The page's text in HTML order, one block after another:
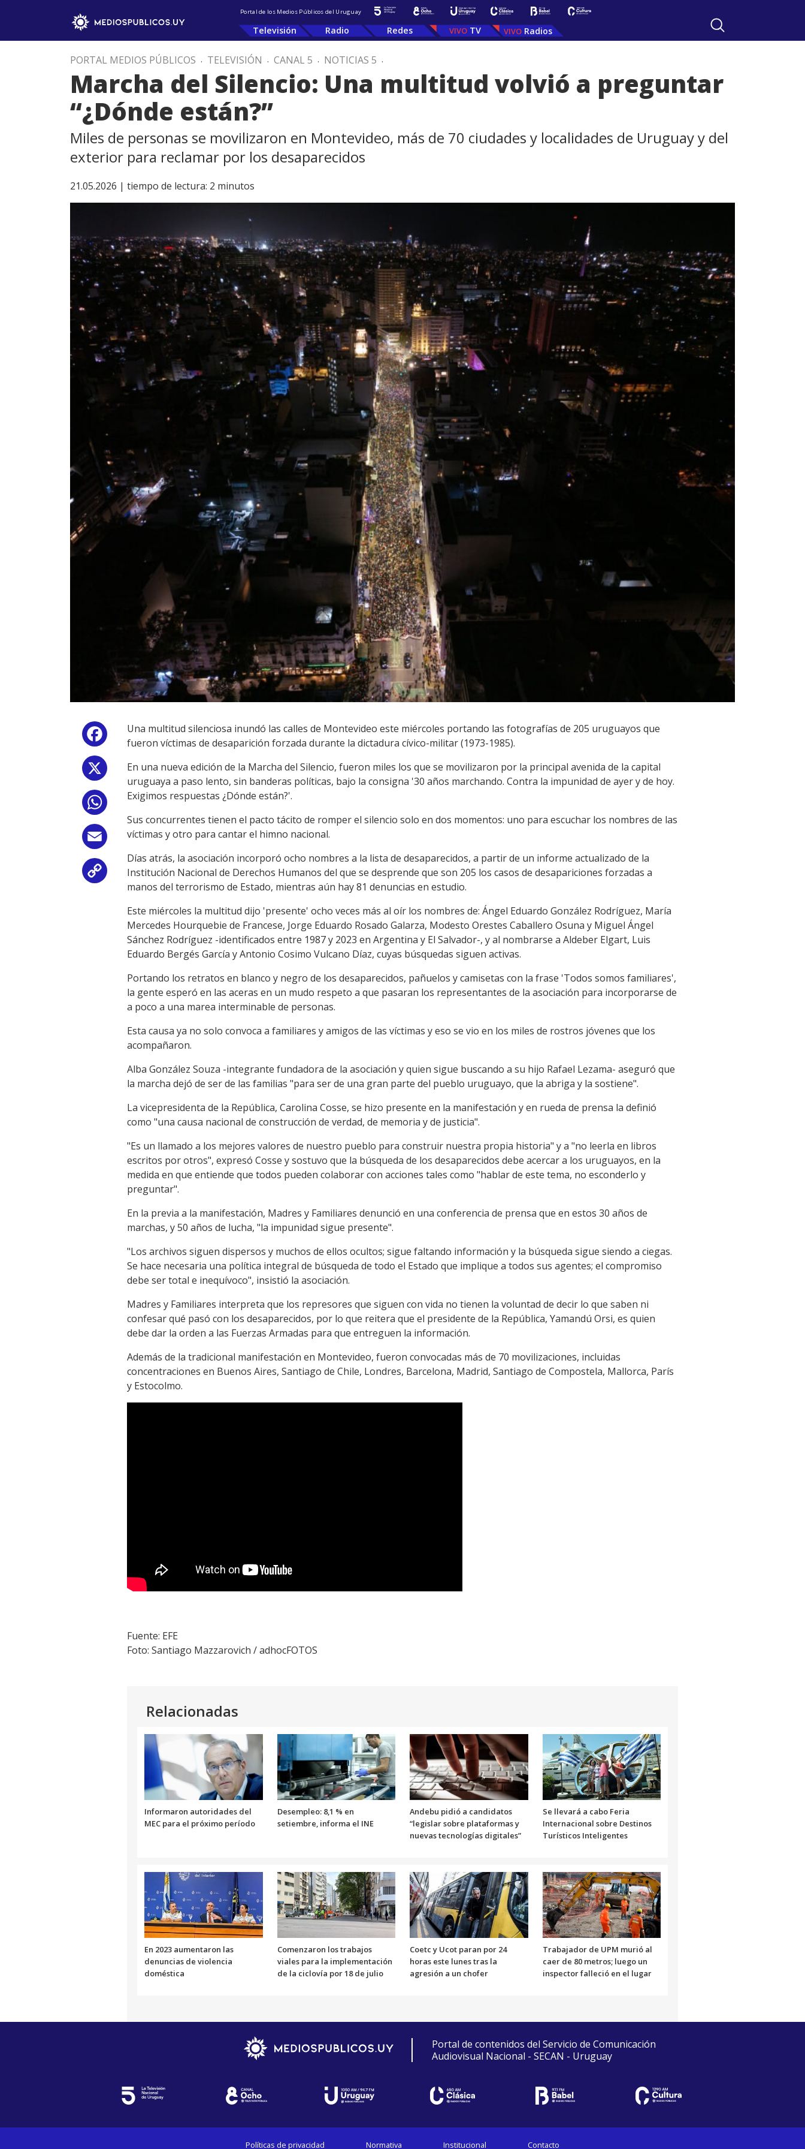
Portal de los Medios Públicos del Uruguay
Televisión Radio Redes TV Radios
PORTAL MEDIOS PÚBLICOS . TELEVISIÓN . CANAL 5 . NOTICIAS 5 .
Marcha del Silencio: Una multitud volvió a preguntar
“¿Dónde están?”
Miles de personas se movilizaron en Montevideo, más de 70 ciudades y localidades de Uruguay y del
exterior para reclamar por los desaparecidos
21.05.2026 | tiempo de lectura: 2 minutos
Facebook
WhatsApp
Email
Copy
Una multitud silenciosa inundó las calles de Montevideo este miércoles portando las fotografías de 205 uruguayos que
fueron víctimas de desaparición forzada durante la dictadura cívico-militar (1973-1985).
En una nueva edición de la Marcha del Silencio, fueron miles los que se movilizaron por la principal avenida de la capital
uruguaya a paso lento, sin banderas políticas, bajo la consigna '30 años marchando. Contra la impunidad de ayer y de hoy.
Exigimos respuestas ¿Dónde están?'.
Sus concurrentes tienen el pacto tácito de romper el silencio solo en dos momentos: uno para escuchar los nombres de las
víctimas y otro para cantar el himno nacional.
Días atrás, la asociación incorporó ocho nombres a la lista de desaparecidos, a partir de un informe actualizado de la
Institución Nacional de Derechos Humanos del que se desprende que son 205 los casos de desapariciones forzadas a
manos del terrorismo de Estado, mientras aún hay 81 denuncias en estudio.
Este miércoles la multitud dijo 'presente' ocho veces más al oír los nombres de: Ángel Eduardo González Rodríguez, María
Mercedes Hourquebie de Francese, Jorge Eduardo Rosado Galarza, Modesto Orestes Caballero Osuna y Miguel Ángel
Sánchez Rodríguez -identificados entre 1987 y 2023 en Argentina y El Salvador-, y al nombrarse a Aldeber Elgart, Luis
Eduardo Bergés García y Antonio Cosimo Vulcano Díaz, cuyas búsquedas siguen activas.
Portando los retratos en blanco y negro de los desaparecidos, pañuelos y camisetas con la frase 'Todos somos familiares',
la gente esperó en las aceras en un mudo respeto a que pasaran los representantes de la asociación para incorporarse de
a poco a una marea interminable de personas.
Esta causa ya no solo convoca a familiares y amigos de las víctimas y eso se vio en los miles de rostros jóvenes que los
acompañaron.
Alba González Souza -integrante fundadora de la asociación y quien sigue buscando a su hijo Rafael Lezama- aseguró que
la marcha dejó de ser de las familias "para ser de una gran parte del pueblo uruguayo, que la abriga y la sostiene".
La vicepresidenta de la República, Carolina Cosse, se hizo presente en la manifestación y en rueda de prensa la definió
como "una causa nacional de construcción de verdad, de memoria y de justicia".
"Es un llamado a los mejores valores de nuestro pueblo para construir nuestra propia historia" y a "no leerla en libros
escritos por otros", expresó Cosse y sostuvo que la búsqueda de los desaparecidos debe acercar a los uruguayos, en la
medida en que entiende que todos pueden colaborar con acciones tales como "hablar de este tema, no esconderlo y
preguntar".
En la previa a la manifestación, Madres y Familiares denunció en una conferencia de prensa que en estos 30 años de
marchas, y 50 años de lucha, "la impunidad sigue presente".
"Los archivos siguen dispersos y muchos de ellos ocultos; sigue faltando información y la búsqueda sigue siendo a ciegas.
Se hace necesaria una política integral de búsqueda de todo el Estado que implique a todos sus agentes; el compromiso
debe ser total e inequívoco", insistió la asociación.
Madres y Familiares interpreta que los represores que siguen con vida no tienen la voluntad de decir lo que saben ni
confesar qué pasó con los desaparecidos, por lo que reitera que el presidente de la República, Yamandú Orsi, es quien
debe dar la orden a las Fuerzas Armadas para que entreguen la información.
Además de la tradicional manifestación en Montevideo, fueron convocadas más de 70 movilizaciones, incluidas
concentraciones en Buenos Aires, Santiago de Chile, Londres, Barcelona, Madrid, Santiago de Compostela, Mallorca, París
y Estocolmo.
Fuente: EFE
Foto: Santiago Mazzarovich / adhocFOTOS
Relacionadas
Informaron autoridades del
MEC para el próximo período
Desempleo: 8,1 % en
setiembre, informa el INE
Andebu pidió a candidatos
“legislar sobre plataformas y
nuevas tecnologías digitales”
Se llevará a cabo Feria
Internacional sobre Destinos
Turísticos Inteligentes
En 2023 aumentaron las
denuncias de violencia
doméstica
Comenzaron los trabajos
viales para la implementación
de la ciclovía por 18 de julio
Coetc y Ucot paran por 24
horas este lunes tras la
agresión a un chofer
Trabajador de UPM murió al
caer de 80 metros; luego un
inspector falleció en el lugar
Portal de contenidos del Servicio de Comunicación
Audiovisual Nacional - SECAN - Uruguay
Políticas de privacidad Normativa Institucional Contacto